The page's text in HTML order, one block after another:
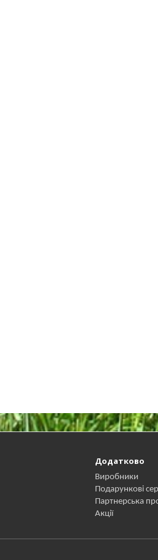
Додатково
Виробники
Подарункові
Партнерська
Акції